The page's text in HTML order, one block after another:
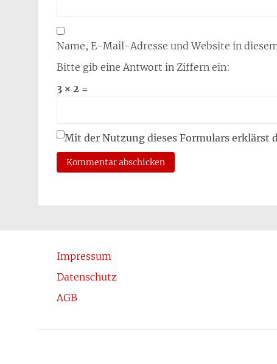
Name, E-Mail-Adresse und Website in
Bitte gib eine Antwort in Ziffern ein:
3 × 2 =
Mit der Nutzung dieses Formulars erklärst
Impressum
Datenschutz
AGB